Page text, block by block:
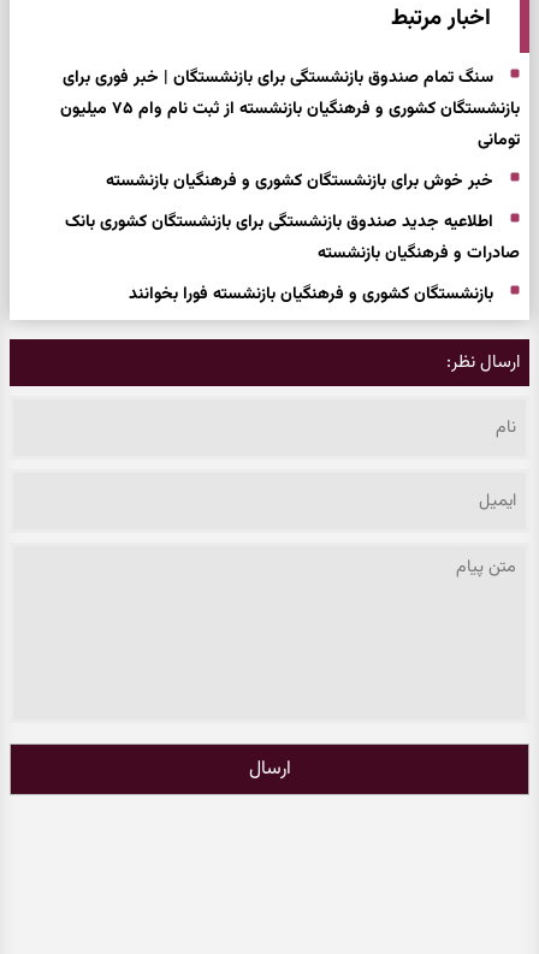
اخبار مرتبط
سنگ تمام صندوق بازنشستگی برای بازنشستگان | خبر فوری برای
بازنشستگان کشوری و فرهنگیان بازنشسته از ثبت نام وام ۷۵ میلیون
تومانی
خبر خوش برای بازنشستگان کشوری و فرهنگیان بازنشسته
اطلاعیه جدید صندوق بازنشستگی برای بازنشستگان کشوری بانک
صادرات و فرهنگیان بازنشسته
بازنشستگان کشوری و فرهنگیان بازنشسته فورا بخوانند
ارسال نظر:
ارسال